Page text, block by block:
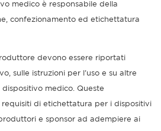
medico è responsabile della
confezionamento ed etichettatura
devono essere riportati
sulle istruzioni per l'uso e su altre
medico. Queste
requisiti di etichettatura per i dispositivi
e sponsor ad adempiere ai